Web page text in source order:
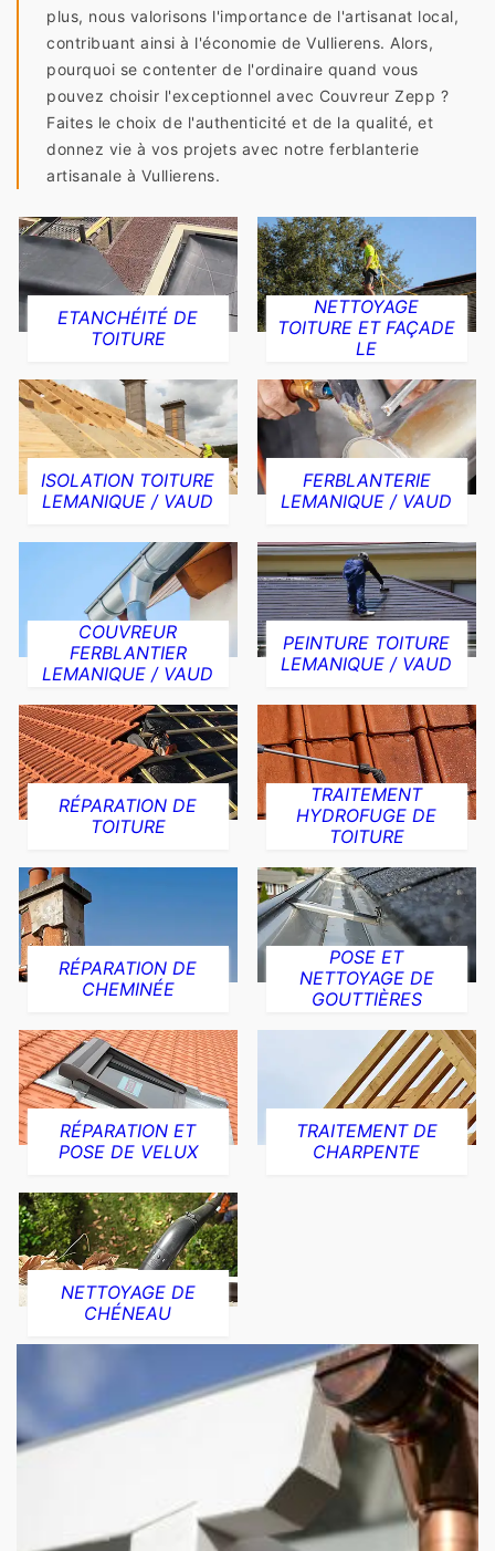
plus, nous valorisons l'importance de l'artisanat local,
contribuant ainsi à l'économie de Vullierens. Alors,
pourquoi se contenter de l'ordinaire quand vous
pouvez choisir l'exceptionnel avec Couvreur Zepp ?
Faites le choix de l'authenticité et de la qualité, et
donnez vie à vos projets avec notre ferblanterie
artisanale à Vullierens.
ETANCHÉITÉ DE
TOITURE
NETTOYAGE
TOITURE ET FAÇADE
LE
ISOLATION TOITURE
LEMANIQUE / VAUD
FERBLANTERIE
LEMANIQUE / VAUD
COUVREUR
FERBLANTIER
LEMANIQUE / VAUD
PEINTURE TOITURE
LEMANIQUE / VAUD
RÉPARATION DE
TOITURE
TRAITEMENT
HYDROFUGE DE
TOITURE
RÉPARATION DE
CHEMINÉE
POSE ET
NETTOYAGE DE
GOUTTIÈRES
RÉPARATION ET
POSE DE VELUX
TRAITEMENT DE
CHARPENTE
NETTOYAGE DE
CHÉNEAU